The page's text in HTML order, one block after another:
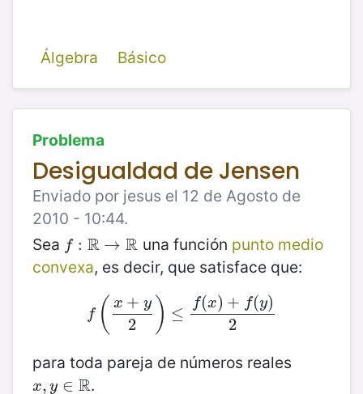
Álgebra Básico
Problema
Desigualdad de Jensen
Enviado por jesus el 12 de Agosto de
2010 - 10:44.
Sea f : R → R
f: R →R una función punto medio
convexa, es decir, que satisface que:
f ( x + y
2 ) ≤
f(x) + f(y)
2
f(x+y 2) ≤f x)+f(y)2
para toda pareja de números reales
x, y ∈ R
x,y∈R
.